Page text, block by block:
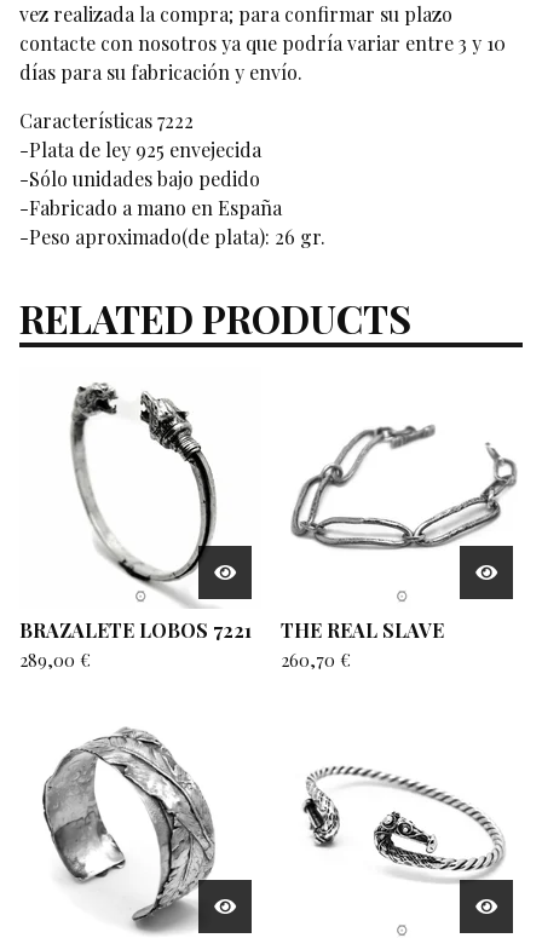
vez realizada la compra; para confirmar su plazo
contacte con nosotros ya que podría variar entre 3 y 10
días para su fabricación y envío.
Características 7222
-Plata de ley 925 envejecida
-Sólo unidades bajo pedido
-Fabricado a mano en España
-Peso aproximado(de plata): 26 gr.
RELATED PRODUCTS
BRAZALETE LOBOS 7221
289,00 €
THE REAL SLAVE
260,70 €